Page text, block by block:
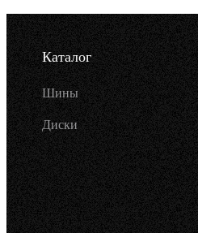
Каталог
Шины
Диски